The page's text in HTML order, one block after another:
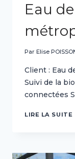
Eau
Par Elise
Client : Eau
Suivi de la
connectées
LIRE LA SUITE